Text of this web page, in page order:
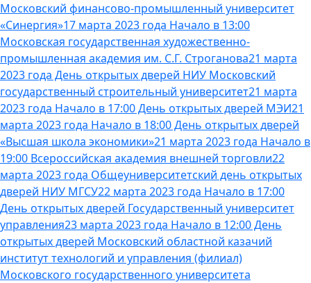
Московский финансово-промышленный университет
«Синергия»17 марта 2023 года Начало в 13:00
Московская государственная художественно-
промышленная академия им. С.Г. Строганова21 марта
2023 года День открытых дверей НИУ Московский
государственный строительный университет21 марта
2023 года Начало в 17:00 День открытых дверей МЭИ21
марта 2023 года Начало в 18:00 День открытых дверей
«Высшая школа экономики»21 марта 2023 года Начало в
19:00 Всероссийская академия внешней торговли22
марта 2023 года Общеуниверситетский день открытых
дверей НИУ МГСУ22 марта 2023 года Начало в 17:00
День открытых дверей Государственный университет
управления23 марта 2023 года Начало в 12:00 День
открытых дверей Московский областной казачий
институт технологий и управления (филиал)
Московского государственного университета